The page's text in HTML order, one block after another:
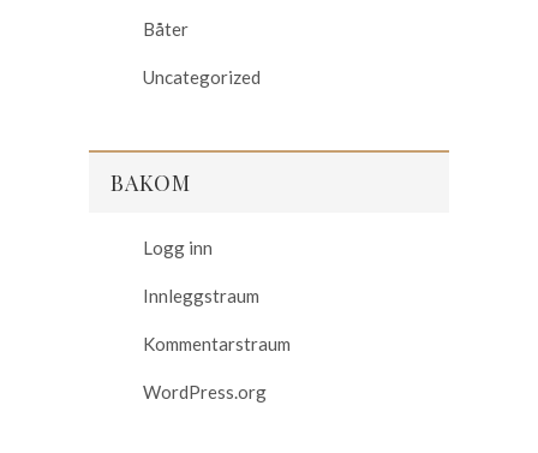
Båter
Uncategorized
BAKOM
Logg inn
Innleggstraum
Kommentarstraum
WordPress.org